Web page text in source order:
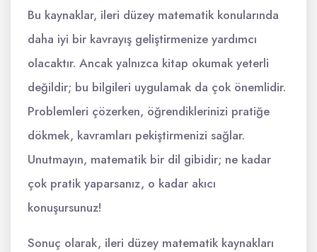
Bu kaynaklar, ileri düzey matematik konularında
daha iyi bir kavrayış geliştirmenize yardımcı
olacaktır. Ancak yalnızca kitap okumak yeterli
değildir; bu bilgileri uygulamak da çok önemlidir.
Problemleri çözerken, öğrendiklerinizi pratiğe
dökmek, kavramları pekiştirmenizi sağlar.
Unutmayın, matematik bir dil gibidir; ne kadar
çok pratik yaparsanız, o kadar akıcı
konuşursunuz!
Sonuç olarak, ileri düzey matematik kaynakları